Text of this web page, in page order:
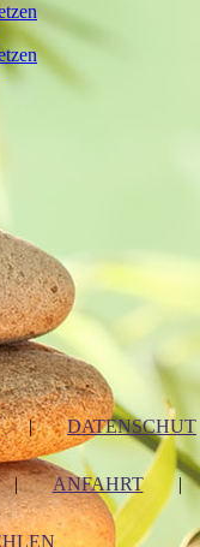
| DATENSCHUT
| ANFAHRT |